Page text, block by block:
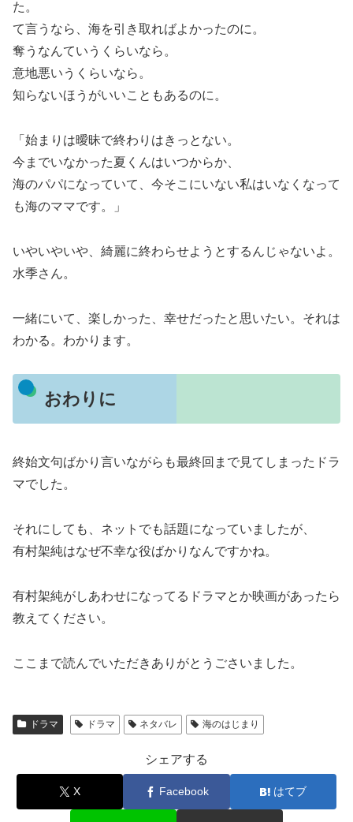
た。
て言うなら、海を引き取ればよかったのに。
奪うなんていうくらいなら。
意地悪いうくらいなら。
知らないほうがいいこともあるのに。
「始まりは曖昧で終わりはきっとない。
今までいなかった夏くんはいつからか、
海のパパになっていて、今そこにいない私はいなくなって
も海のママです。」
いやいやいや、綺麗に終わらせようとするんじゃないよ。
水季さん。
一緒にいて、楽しかった、幸せだったと思いたい。それは
わかる。わかります。
おわりに
終始文句ばかり言いながらも最終回まで見てしまったドラ
マでした。
それにしても、ネットでも話題になっていましたが、
有村架純はなぜ不幸な役ばかりなんですかね。
有村架純がしあわせになってるドラマとか映画があったら
教えてください。
ここまで読んでいただきありがとうごさいました。
ドラマ ドラマ ネタバレ 海のはじまり
シェアする
X Facebook はてブ